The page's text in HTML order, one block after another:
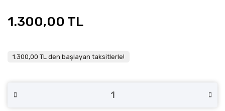
1.300,00 TL
1.300,00 TL den başlayan taksitlerle!